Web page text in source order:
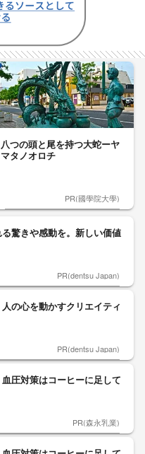
八つの頭と尾を持つ大蛇ーヤ
マタノオロチ
PR(國學院大學)
る驚きや感動を。新しい価値
PR(dentsu Japan)
人の心を動かすクリエイティ
PR(dentsu Japan)
圧対策はコーヒーに足して
PR(森永乳業)